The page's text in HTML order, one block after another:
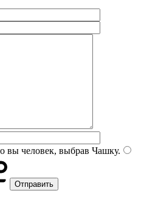
вы человек, выбрав Чашку.